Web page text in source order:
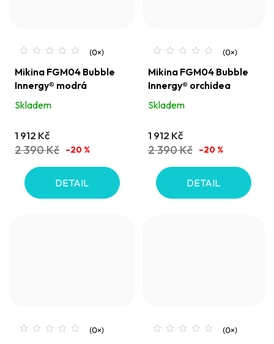
Mikina FGM04 Bubble
Innergy® modrá
Skladem
1 912 Kč
2 390 Kč –20 %
DETAIL
Mikina FGM04 Bubble
Innergy® orchidea
Skladem
1 912 Kč
2 390 Kč –20 %
DETAIL